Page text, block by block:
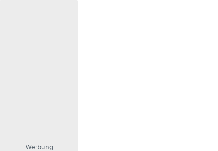
Werbung